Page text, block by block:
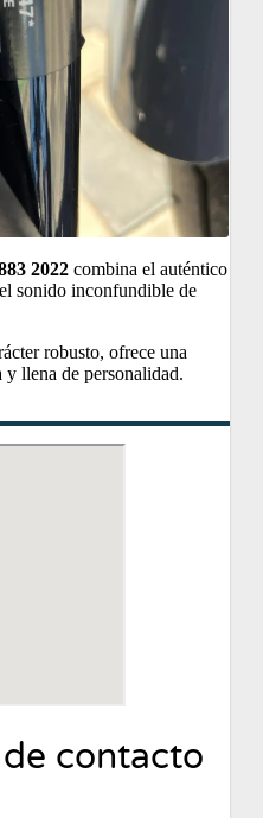
2022 combina el auténtico
sonido inconfundible de
robusto, ofrece una
llena de personalidad.
contacto